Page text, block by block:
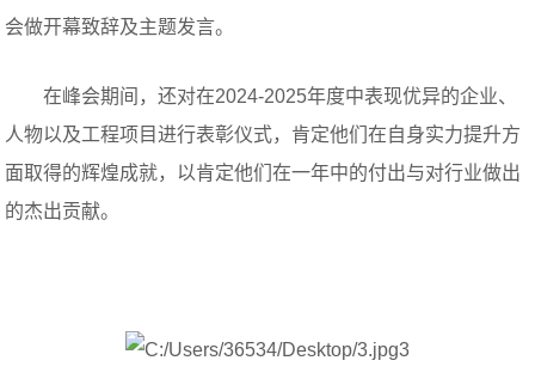
会做开幕致辞及主题发言。
在峰会期间，还对在2024-2025年度中表现优异的企业、
人物以及工程项目进行表彰仪式，肯定他们在自身实力提升方
面取得的辉煌成就，以肯定他们在一年中的付出与对行业做出
的杰出贡献。